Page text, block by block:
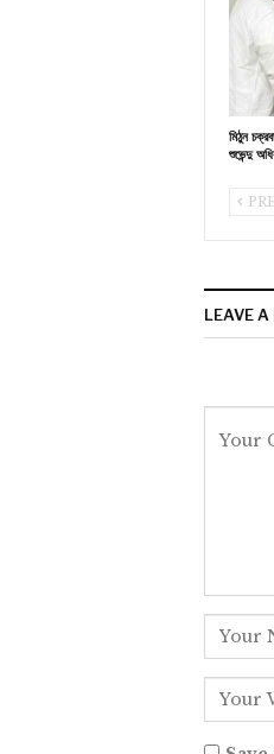
মিঠুন
শুভেন্দু
LEAVE A